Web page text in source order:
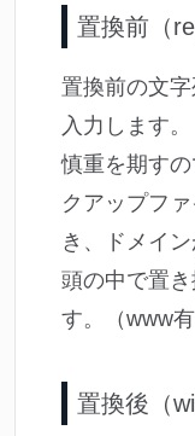
置換前（
置換前の文
入力します。
慎重を期す
クアップフ
き、ドメイ
頭の中で置
す。（www有
置換後（